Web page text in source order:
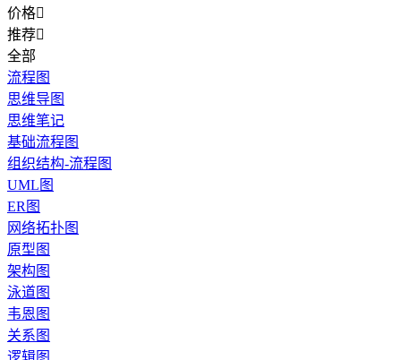
价格
推荐
全部
流程图
思维导图
思维笔记
基础流程图
组织结构-流程图
UML图
ER图
网络拓扑图
原型图
架构图
泳道图
韦恩图
关系图
逻辑图